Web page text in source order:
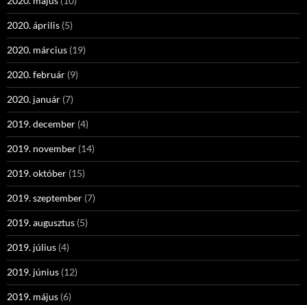
2020. április (5)
2020. március (19)
2020. február (9)
2020. január (7)
2019. december (4)
2019. november (14)
2019. október (15)
2019. szeptember (7)
2019. augusztus (5)
2019. július (4)
2019. június (12)
2019. május (6)